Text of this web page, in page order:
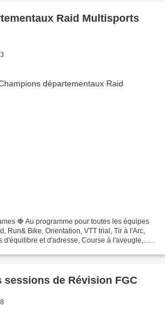
Raid Multisports
🍓 Au programme pour toutes les équipes
Run& Bike, Orientation, VTT trial, Tir à l'Arc,
et d'adresse, Course à l'aveugle,...
sessions de Révision FGC